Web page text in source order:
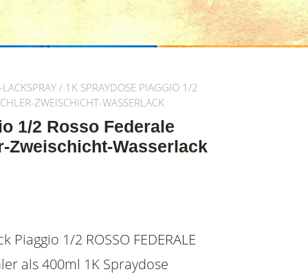
/ 1K SPRAYDOSE PIAGGIO 1/2
ZWEISCHICHT-WASSERLACK
1/2 Rosso Federale
Zweischicht-Wasserlack
1/2 ROSSO FEDERALE
als 400ml 1K Spraydose